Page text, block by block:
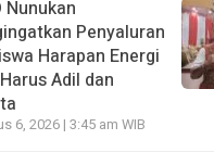
Nunukan
Penyaluran
Harapan Energi
Adil dan
6, 2026 | 3:45 am WIB